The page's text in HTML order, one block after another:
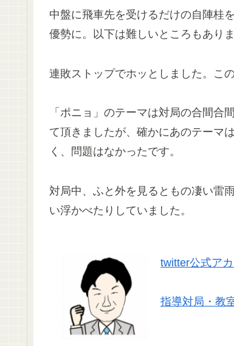
中盤に飛車先を受けるだけの自陣桂
優勢に。以下は難しいところもあり
連敗ストップでホッとしました。こ
「ポニョ」のテーマは対局の合間
て頂きましたが、確かにあのテーマ
く、問題はなかったです。
対局中、ふと外を見るともの凄い雷
い浮かべたりしていました。
twitter公式ア
指導対局・教